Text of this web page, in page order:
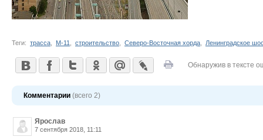
Теги: трасса М-11 строительство Северо-Восточная хорда Ленинградское
Обнаружив в тексте
Комментарии (всего 2)
Ярослав
7 сентября 2018, 11:11